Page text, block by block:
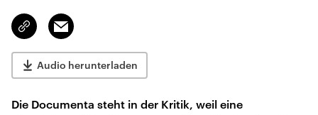
Link
kopieren/teilen
Email
Audio herunterladen
Die Documenta steht in der Kritik, weil eine